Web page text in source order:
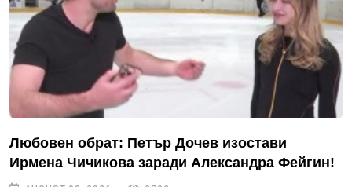
Любовен обрат: Петър Дочев изостави
Ирмена Чичикова заради Александра Фейгин!